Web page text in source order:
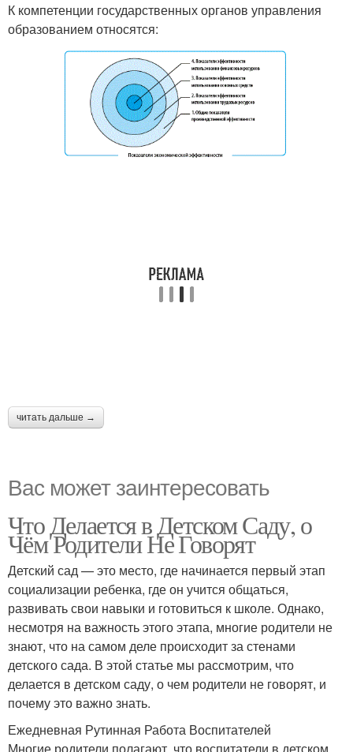
К компетенции государственных органов управления
образованием относятся:
читать дальше →
Вас может заинтересовать
Что Делается в Детском Саду, о
Чём Родители Не Говорят
Детский сад — это место, где начинается первый этап
социализации ребенка, где он учится общаться,
развивать свои навыки и готовиться к школе. Однако,
несмотря на важность этого этапа, многие родители не
знают, что на самом деле происходит за стенами
детского сада. В этой статье мы рассмотрим, что
делается в детском саду, о чем родители не говорят, и
почему это важно знать.
Ежедневная Рутинная Работа Воспитателей
Многие родители полагают, что воспитатели в детском